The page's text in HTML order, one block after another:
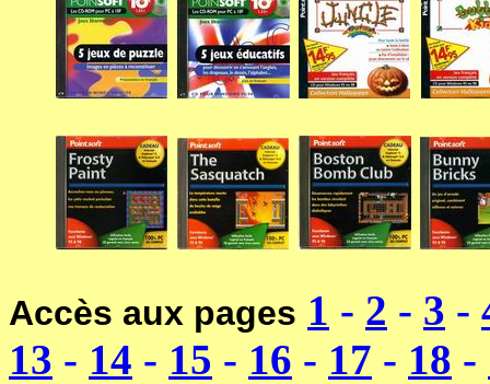
Accès aux pages 1 - 2 - 3 -
13 - 14 - 15 - 16 - 17 - 18 -